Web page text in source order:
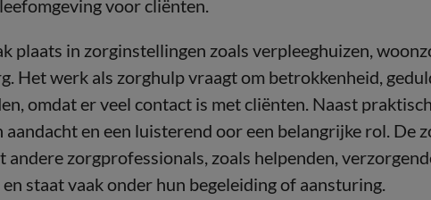
voor cliënten.
plaats in zorginstellingen zoals verpleeghuizen,
Het werk als zorghulp vraagt om betrokkenheid,
omdat er veel contact is met cliënten. Naast
aandacht en een luisterend oor een belangrijke rol. De
andere zorgprofessionals, zoals helpenden,
staat vaak onder hun begeleiding of aansturing.